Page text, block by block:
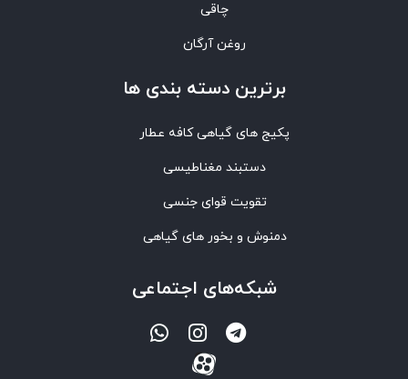
چاقی
روغن آرگان
برترین‌ دسته بندی ها
پکیج های گیاهی کافه عطار
دستبند مغناطیسی
تقویت قوای جنسی
دمنوش و بخور های گیاهی
شبکه‌های اجتماعی